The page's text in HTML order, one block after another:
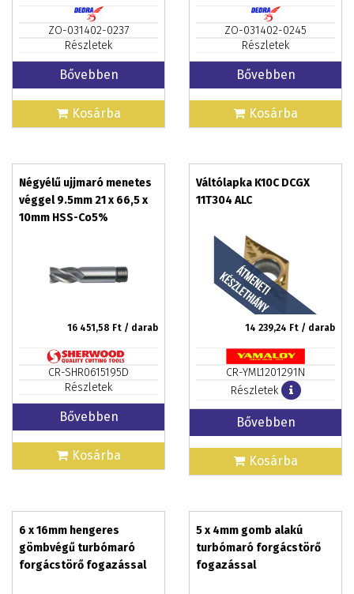
ZO-031402-0237
Részletek
Bővebben
Kosárba
ZO-031402-0245
Részletek
Bővebben
Kosárba
Négyélű ujjmaró menetes
véggel 9.5mm 21 x 66,5 x
10mm HSS-Co5%
16 451,58 Ft / darab
CR-SHR0615195D
Részletek
Bővebben
Kosárba
Váltólapka K10C DCGX
11T304 ALC
14 239,24 Ft / darab
CR-YML1201291N
Részletek
Bővebben
Kosárba
6 x 16mm hengeres
gömbvégű turbómaró
forgácstörő fogazással
5 x 4mm gomb alakú
turbómaró forgácstörő
fogazással